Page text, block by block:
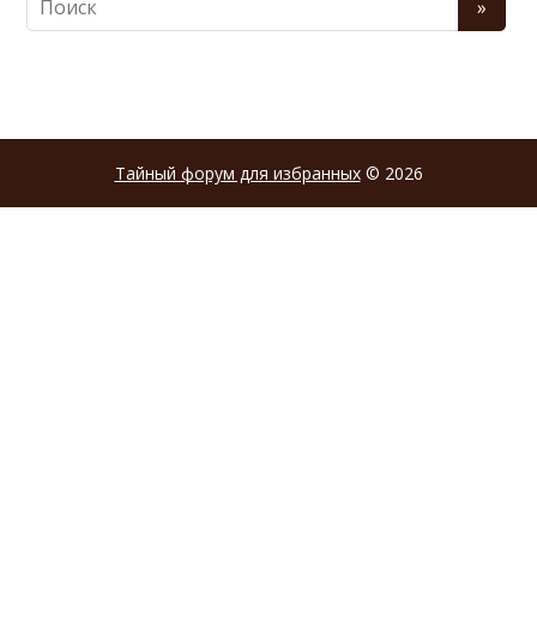
Тайный форум для избранных© 2026